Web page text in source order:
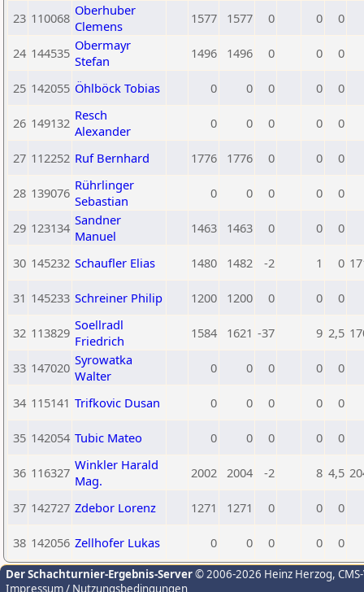
23 110068 Oberhuber
Clemens
1577 1577 0 0 0
24 144535 Obermayr
Stefan
1496 1496 0 0 0
25 142055 Öhlböck Tobias 0 0 0 0 0
26 149132 Resch
Alexander
0 0 0 0 0
27 112252 Ruf Bernhard 1776 1776 0 0 0
28 139076 Rührlinger
Sebastian
0 0 0 0 0
29 123134 Sandner
Manuel
1463 1463 0 0 0
30 145232 Schaufler Elias 1480 1482 -2 1 0
31 145233 Schreiner Philip 1200 1200 0 0 0
32 113829 Soellradl
Friedrich
1584 1621 -37 9 2,5
33 147020 Syrowatka
Walter
0 0 0 0 0
34 115141 Trifkovic Dusan 0 0 0 0 0
35 142054 Tubic Mateo 0 0 0 0 0
36 116327 Winkler Harald
Mag.
2002 2004 -2 8 4,5
37 142727 Zdebor Lorenz 1271 1271 0 0 0
38 142056 Zellhofer Lukas 0 0 0 0 0
Der Schachturnier-Ergebnis-Server© 2006-2026 Heinz Herzog,
Impressum / Nutzungsbedingungen